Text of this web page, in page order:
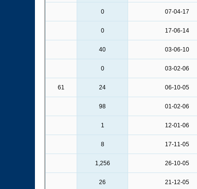
07-04-17
0
17-06-14
0
03-06-10
40
03-02-06
0
06-10-05
24
61
01-02-06
98
12-01-06
1
17-11-05
8
26-10-05
1,256
21-12-05
26